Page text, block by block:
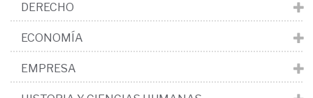
DERECHO
ECONOMÍA
EMPRESA